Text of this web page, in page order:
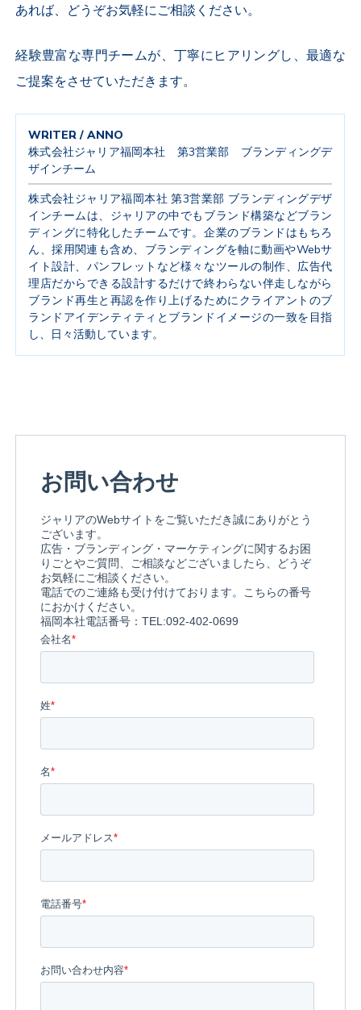
あれば、どうぞお気軽にご相談ください。
経験豊富な専門チームが、丁寧にヒアリングし、最適な
ご提案をさせていただきます。
WRITER / ANNO
株式会社ジャリア福岡本社 第3営業部 ブランディングデ
ザインチーム
株式会社ジャリア福岡本社 第3営業部 ブランディングデザ
インチームは、ジャリアの中でもブランド構築などブラン
ディングに特化したチームです。企業のブランドはもちろ
ん、採用関連も含め、ブランディングを軸に動画やWebサ
イト設計、パンフレットなど様々なツールの制作、広告代
理店だからできる設計するだけで終わらない伴走しながら
ブランド再生と再認を作り上げるためにクライアントのブ
ランドアイデンティティとブランドイメージの一致を目指
し、日々活動しています。